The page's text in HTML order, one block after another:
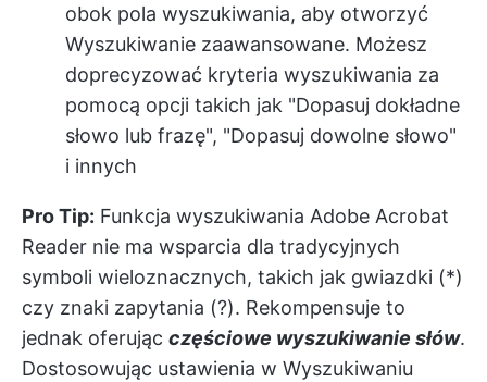
obok pola wyszukiwania, aby otworzyć
Wyszukiwanie zaawansowane. Możesz
doprecyzować kryteria wyszukiwania za
pomocą opcji takich jak "Dopasuj dokładne
słowo lub frazę", "Dopasuj dowolne słowo"
i innych
Pro Tip: Funkcja wyszukiwania Adobe Acrobat
Reader nie ma wsparcia dla tradycyjnych
symboli wieloznacznych, takich jak gwiazdki (*)
czy znaki zapytania (?). Rekompensuje to
jednak oferując częściowe wyszukiwanie słów.
Dostosowując ustawienia w Wyszukiwaniu